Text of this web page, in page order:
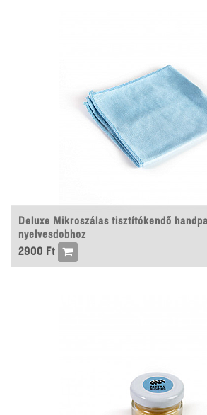
Deluxe Mikroszálas tisztítókendő
nyelvesdobhoz
2900 Ft